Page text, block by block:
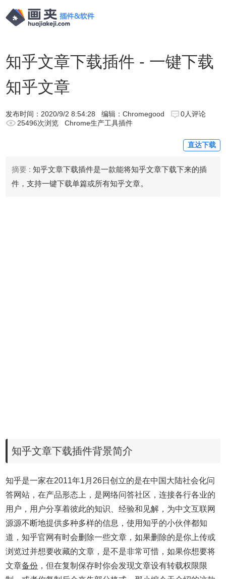
知乎文章下载插件 - 一键下载
知乎文章
发布时间： 2020/9/2 8:54:28 编辑：Chromegood
0人评论
25496次浏览
Chrome生产工具插件
直达下载
摘要 : 知乎文章下载插件是一款能将知乎文章下载下来的插
件，支持一键下载单篇或所有知乎文章。
知乎文章下载插件背景简介
知乎是一家在2011年1月26日创立的是在中国大陆社会化问
答网站，在产品形态上，是网络问答社区，连接各行各业的
用户，用户分享着彼此的知识、经验和见解，为中文互联网
源源不断地提供多种多样的信息，使用知乎的小伙伴都知
道，知乎官网有时会删除一些文章，如果删除的是你上传或
浏览过并想要收藏的文章，是不是非常可惜，如果你想要将
文章备份 ，但在复制保存时你会发现文章设有转载权限限